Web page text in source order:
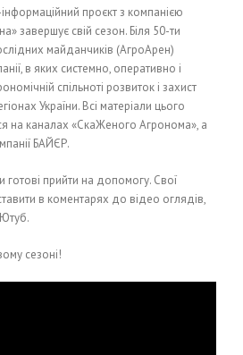
проєкт з компанією
завершує свій сезон. Біля 50-ти
майданчиків (АгроАрен)
в яких системно, оперативно і
спільноті розвиток і захист
України. Всі матеріали цього
на каналах «СкаЖеного Агронома», а
БАЙЄР.
готові прийти на допомогу. Свої
в коментарях до відео оглядів,
сезоні!